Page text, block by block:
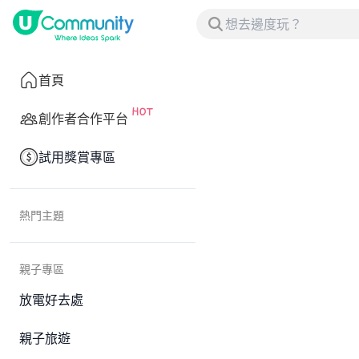
首頁
創作者合作平台
試用獎賞專區
熱門主題
親子專區
放電好去處
親子旅遊